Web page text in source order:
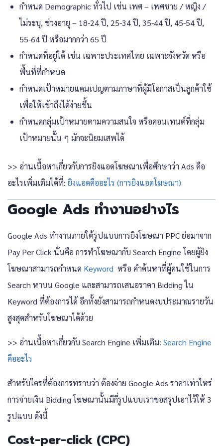
กำหนด Demographic ทั่วไป เช่น เพศ – เพศชาย / หญิง /
ไม่ระบุ, ช่วงอายุ – 18-24 ปี, 25-34 ปี, 35-44 ปี, 45-54 ปี,
55-64 ปี หรือมากกว่า 65 ปี
กำหนดที่อยู่ได้ เช่น เฉพาะประเทศไทย เฉพาะจังหวัด หรือ
พื้นที่ที่กำหนด
กำหนดเป้าหมายแคมเปญตามภาษาที่ผู้มีโอกาสเป็นลูกค้าใช้
เพื่อให้เข้าถึงได้ง่ายขึ้น
กำหนดกลุ่มเป้าหมายตามความสนใจ หรือคอนเทนต์ที่กลุ่ม
เป้าหมายนั้น ๆ มักจะนิยมเสพได้
>> อ่านเนื้อหาเกี่ยวกับการยิงแอดโฆษณาเพื่อศึกษาว่า Ads คือ
อะไรเพิ่มเติมได้ที่: ยิงแอดคืออะไร (การยิงแอดโฆษณา)
Google Ads ทำงานอย่างไร
Google Ads ทำงานภายใต้รูปแบบการยิงโฆษณา PPC ย่อมาจาก
Pay Per Click นั่นคือ การทำโฆษณากับ Search Engine โดยผู้ยิง
โฆษณาสามารถกำหนด Keyword หรือ คำค้นหาที่ผู้คนใช้ในการ
Search หาบน Google และสามารถเสนอราคา Bidding ใน
Keyword ที่ต้องการได้ อีกทั้งยังสามารถกำหนดงบประมาณรายวัน
สูงสุดสำหรับโฆษณาได้ด้วย
>> อ่านเนื้อหาเกี่ยวกับ Search Engine เพิ่มเติม: Search Engine
คืออะไร
สำหรับใครที่ต้องการทราบว่า ต้องจ่าย Google Ads ราคาเท่าไหร่
การจ่ายเงิน Bidding โฆษณานั้นมีกี่รูปแบบเราขอสรุปเอาไว้ให้ 3
รูปแบบ ดังนี้
Cost-per-click (CPC)